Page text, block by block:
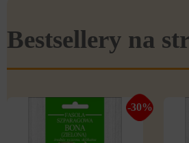
Bestsellery na
-30%